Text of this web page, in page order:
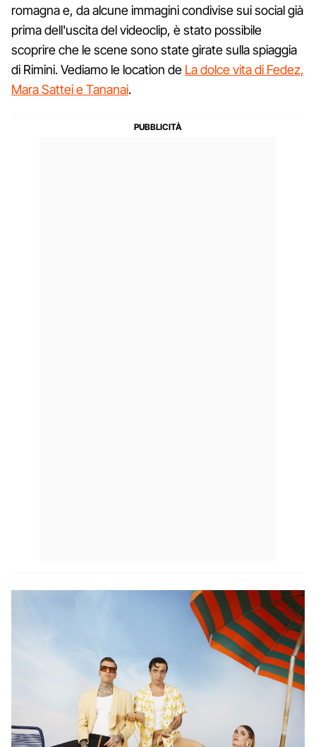
romagna e, da alcune immagini condivise sui social già
prima dell'uscita del videoclip, è stato possibile
scoprire che le scene sono state girate sulla spiaggia
di Rimini. Vediamo le location de La dolce vita di Fedez,
Mara Sattei e Tananai.